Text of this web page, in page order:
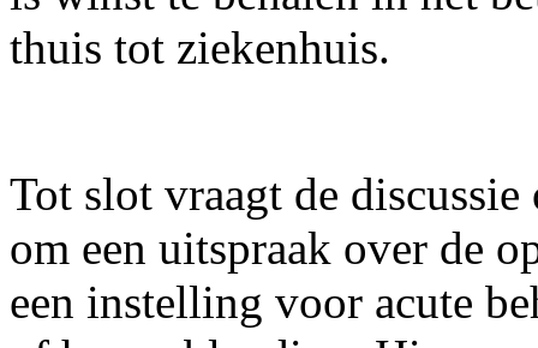
thuis tot ziekenhuis.
Tot slot vraagt de
om een uitspraak over de
een instelling voor acute